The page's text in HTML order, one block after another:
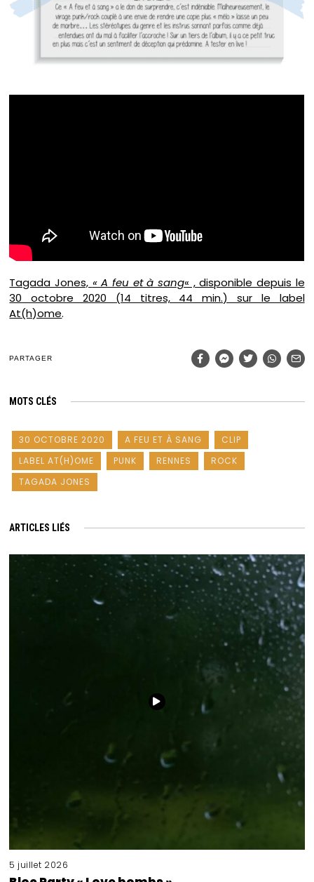
Tagada Jones, « A feu et à sang« , disponible depuis le
30 octobre 2020 (14 titres, 44 min.) sur le label
At(h)ome.
PARTAGER
MOTS CLÉS
30 OCTOBRE 2020 A FEU ET À SANG
CLIP
LABEL AT(H)OME
PUNK RENNES
ROCK
TAGADA JONES
ARTICLES LIÉS
5 juillet 2026